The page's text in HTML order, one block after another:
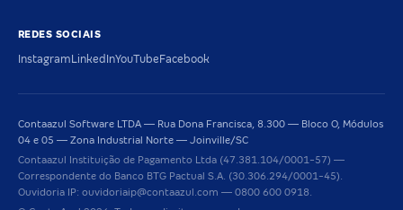
REDES SOCIAIS
InstagramLinkedInYouTubeFacebook
Contaazul Software LTDA — Rua Dona Francisca, 8.300 — Bloco O, Módulos
04 e 05 — Zona Industrial Norte — Joinville/SC
Contaazul Instituição de Pagamento Ltda (47.381.104/0001-57) —
Correspondente do Banco BTG Pactual S.A. (30.306.294/0001-45).
Ouvidoria IP: ouvidoriaip@contaazul.com — 0800 600 0918.